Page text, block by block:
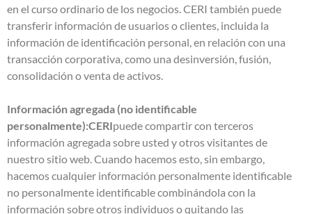
en el curso ordinario de los negocios. CERI también puede
transferir información de usuarios o clientes, incluida la
información de identificación personal, en relación con una
transacción corporativa, como una desinversión, fusión,
consolidación o venta de activos.
Información agregada (no identificable
personalmente):CERIpuede compartir con terceros
información agregada sobre usted y otros visitantes de
nuestro sitio web. Cuando hacemos esto, sin embargo,
hacemos cualquier información personalmente identificable
no personalmente identificable combinándola con la
información sobre otros individuos o quitando las